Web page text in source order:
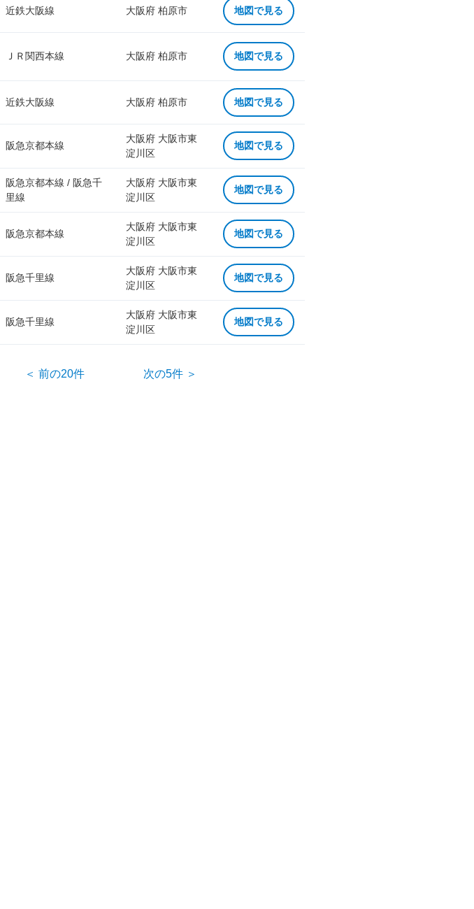
近鉄大阪線 大阪府 柏原市 地図で見る
ＪＲ関西本線 大阪府 柏原市 地図で見る
近鉄大阪線 大阪府 柏原市 地図で見る
阪急京都本線
大阪府 大阪市東
淀川区
地図で見る
阪急京都本線 / 阪急千
里線
大阪府 大阪市東
淀川区
地図で見る
阪急京都本線
大阪府 大阪市東
淀川区
地図で見る
阪急千里線
大阪府 大阪市東
淀川区
地図で見る
阪急千里線
大阪府 大阪市東
淀川区
地図で見る
＜ 前の20件 次の5件 ＞